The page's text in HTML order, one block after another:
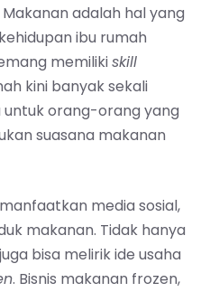
adalah hal yang
ibu rumah
memilikiskill
kini banyak sekali
orang-orang yang
suasana makanan
media sosial,
makanan. Tidak hanya
bisa melirik ide usaha
. Bisnis makanan frozen,